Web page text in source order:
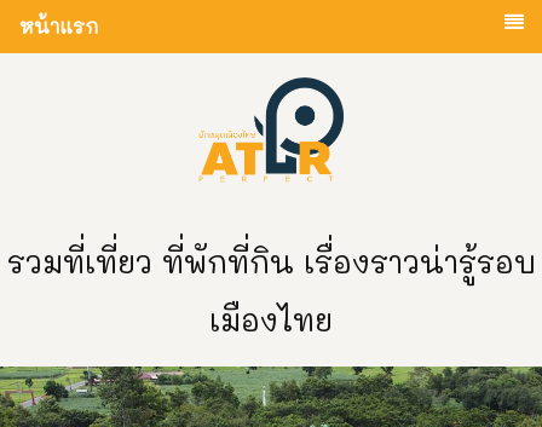
หน้าแรก
รวมที่เที่ยว ที่พักที่กิน เรื่องราวน่ารู้รอบ
เมืองไทย